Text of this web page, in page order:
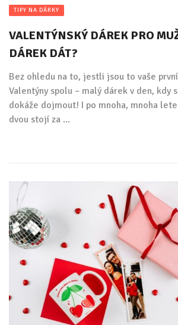
TIPY NA DÁRKY
VALENTÝNSKÝ DÁREK PRO
DÁREK DÁT?
Bez ohledu na to, jestli jsou to vaše
Valentýny spolu – malý dárek v den, kdy
dokáže dojmout! I po mnoha, mnoha
dvou stojí za ...